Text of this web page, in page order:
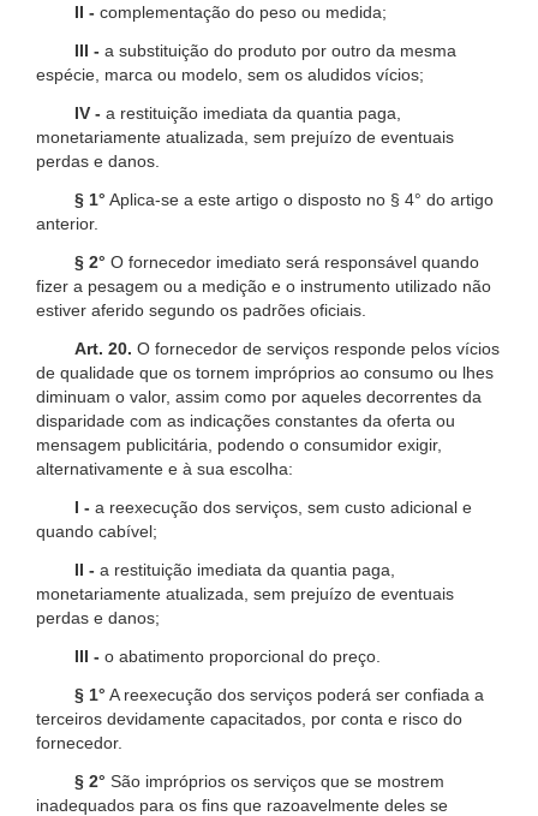
II - complementação do peso ou medida;
III - a substituição do produto por outro da mesma
espécie, marca ou modelo, sem os aludidos vícios;
IV - a restituição imediata da quantia paga,
monetariamente atualizada, sem prejuízo de eventuais
perdas e danos.
§ 1° Aplica-se a este artigo o disposto no § 4° do artigo
anterior.
§ 2° O fornecedor imediato será responsável quando
fizer a pesagem ou a medição e o instrumento utilizado não
estiver aferido segundo os padrões oficiais.
Art. 20. O fornecedor de serviços responde pelos vícios
de qualidade que os tornem impróprios ao consumo ou lhes
diminuam o valor, assim como por aqueles decorrentes da
disparidade com as indicações constantes da oferta ou
mensagem publicitária, podendo o consumidor exigir,
alternativamente e à sua escolha:
I - a reexecução dos serviços, sem custo adicional e
quando cabível;
II - a restituição imediata da quantia paga,
monetariamente atualizada, sem prejuízo de eventuais
perdas e danos;
III - o abatimento proporcional do preço.
§ 1° A reexecução dos serviços poderá ser confiada a
terceiros devidamente capacitados, por conta e risco do
fornecedor.
§ 2° São impróprios os serviços que se mostrem
inadequados para os fins que razoavelmente deles se